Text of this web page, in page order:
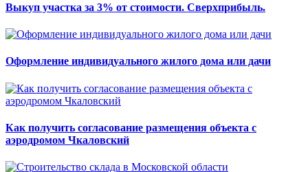
Выкуп участка за 3% от стоимости. Сверхприбыль.
Оформление индивидуального жилого дома или дачи
Как получить согласование размещения объекта с
аэродромом Чкаловский